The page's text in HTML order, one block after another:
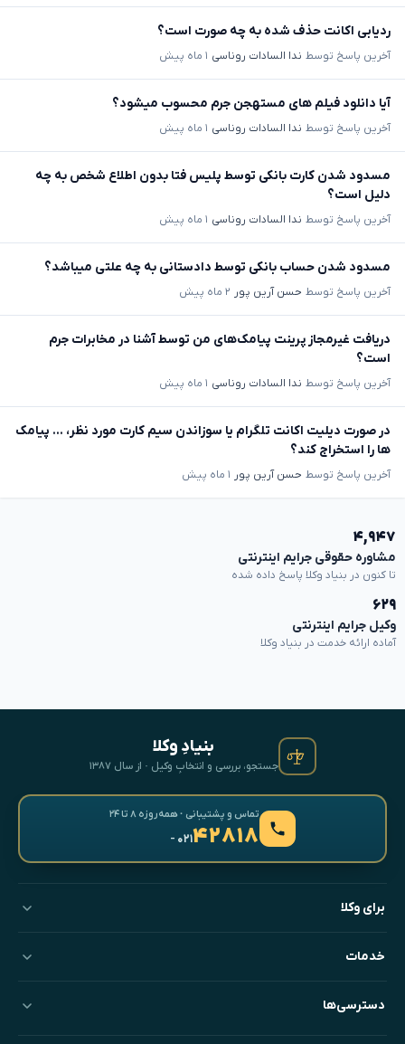
ردیابی اکانت حذف شده به چه صورت است؟
آخرین پاسخ توسط ندا السادات روناسی ۱ ماه پیش
آیا دانلود فیلم های مستهجن جرم محسوب میشود؟
آخرین پاسخ توسط ندا السادات روناسی ۱ ماه پیش
مسدود شدن کارت بانکی توسط پلیس فتا بدون اطلاع شخص به چه
دلیل است؟
آخرین پاسخ توسط ندا السادات روناسی ۱ ماه پیش
مسدود شدن حساب بانکی توسط دادستانی به چه علتی میباشد؟
آخرین پاسخ توسط حسن آرین پور ۲ ماه پیش
دریافت غیرمجاز پرینت پیامک‌های من توسط آشنا در مخابرات جرم
است؟
آخرین پاسخ توسط ندا السادات روناسی ۱ ماه پیش
در صورت دیلیت اکانت تلگرام یا سوزاندن سیم کارت مورد نظر، ... پیامک
ها را استخراج کند؟
آخرین پاسخ توسط حسن آرین پور ۱ ماه پیش
۴,۹۴۷
مشاوره حقوقی جرایم اینترنتی
تا کنون در بنیاد وکلا پاسخ داده شده
۶۲۹
وکیل جرایم اینترنتی
آماده ارائه خدمت در بنیاد وکلا
بنیادِ وکلا
جستجو، بررسی و انتخابِ وکیل · از سال ۱۳۸۷
تماس و پشتیبانی · همه‌روزه ۸ تا ۲۴
۴۲۸۱۸- ۰۲۱
برای وکلا
خدمات
دسترسی‌ها